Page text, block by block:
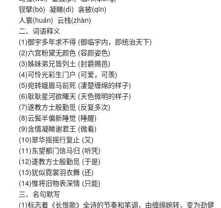
钗擘(bò) 凝睇(dì) 衾被(qīn)
人寰(huán) 云栈(zhàn)
二、词语释义
(1)御宇多年求不得 (御临宇内，即统治天下)
(2)六宫粉黛无颜色 (容颜姿色)
(3)姊妹弟兄皆列土 (封爵赐邑)
(4)可怜光彩生门户 (可爱，可羡)
(5)宛转娥眉马前死 (凄楚缠绵的样子)
(6)耿耿星河欲曙天 (天色微明的样子)
(7)遂教方士殷勤觅 (反复多次)
(8)云鬓半偏新睡觉 (睡醒)
(9)含情凝睇谢君王 (微看)
(10)翠华摇摇行复止 (又)
(11)东望都门信马归 (听凭)
(12)遂教方士殷勤觅 (于是)
(13)犹似霓裳羽衣舞 (还)
(14)惟将旧物表深情 (只能)
三、名句默写
(1)标志着《长恨歌》全诗的节奏和笔调，由缠绵婉转，变为劲健